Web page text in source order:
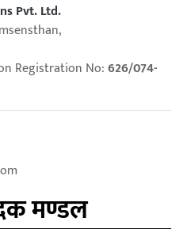
Pvt. Ltd.
Registration No:626/074-
मण्डल